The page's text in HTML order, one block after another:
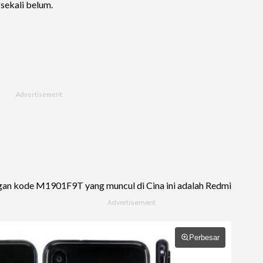
belum.
kode M1901F9T yang muncul di Cina ini adalah Redmi
Perbesar